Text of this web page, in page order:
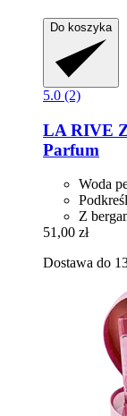
Do koszyka
5.0 (2)
LA RIVE
Parfum
Woda
Z
51,00 zł
Dostawa do